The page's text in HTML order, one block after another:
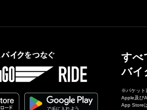
すべ
バイ
※パケット
Apple及び
App Store